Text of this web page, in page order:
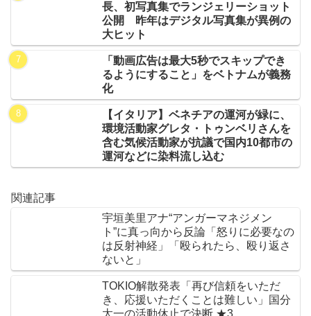
長、初写真集でランジェリーショット
公開 昨年はデジタル写真集が異例の
大ヒット
「動画広告は最大5秒でスキップでき
るようにすること」をベトナムが義務
化
【イタリア】ベネチアの運河が緑に、
環境活動家グレタ・トゥンベリさんを
含む気候活動家が抗議で国内10都市の
運河などに染料流し込む
関連記事
宇垣美里アナ“アンガーマネジメン
ト”に真っ向から反論「怒りに必要なの
は反射神経」「殴られたら、殴り返さ
ないと」
TOKIO解散発表「再び信頼をいただ
き、応援いただくことは難しい」国分
太一の活動休止で決断 ★3